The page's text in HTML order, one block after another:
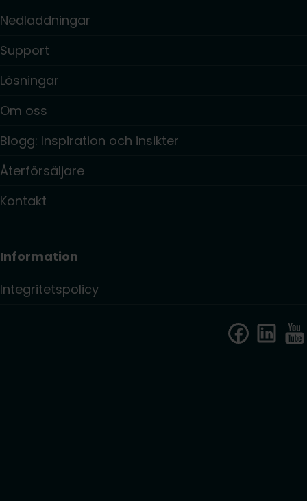
Nedladdningar
Support
Lösningar
Om oss
Blogg: Inspiration och insikter
Återförsäljare
Kontakt
Information
Integritetspolicy